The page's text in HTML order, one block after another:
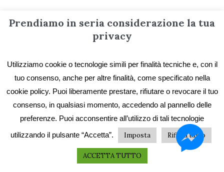
Contatti
Privacy e Cookie
Codice etico
I primi vent’anni
Collane e catalogo storico
Prendiamo in seria considerazione la tua
privacy
Utilizziamo cookie o tecnologie simili per finalità tecniche e, con il
tuo consenso, anche per altre finalità, come specificato nella
cookie policy. Puoi liberamente prestare, rifiutare o revocare il tuo
consenso, in qualsiasi momento, accedendo al pannello delle
preferenze. Puoi acconsentire all’utilizzo di tali tecnologie
utilizzando il pulsante “Accetta”.
Imposta Rifiuta tutto
ACCETTA TUTTO